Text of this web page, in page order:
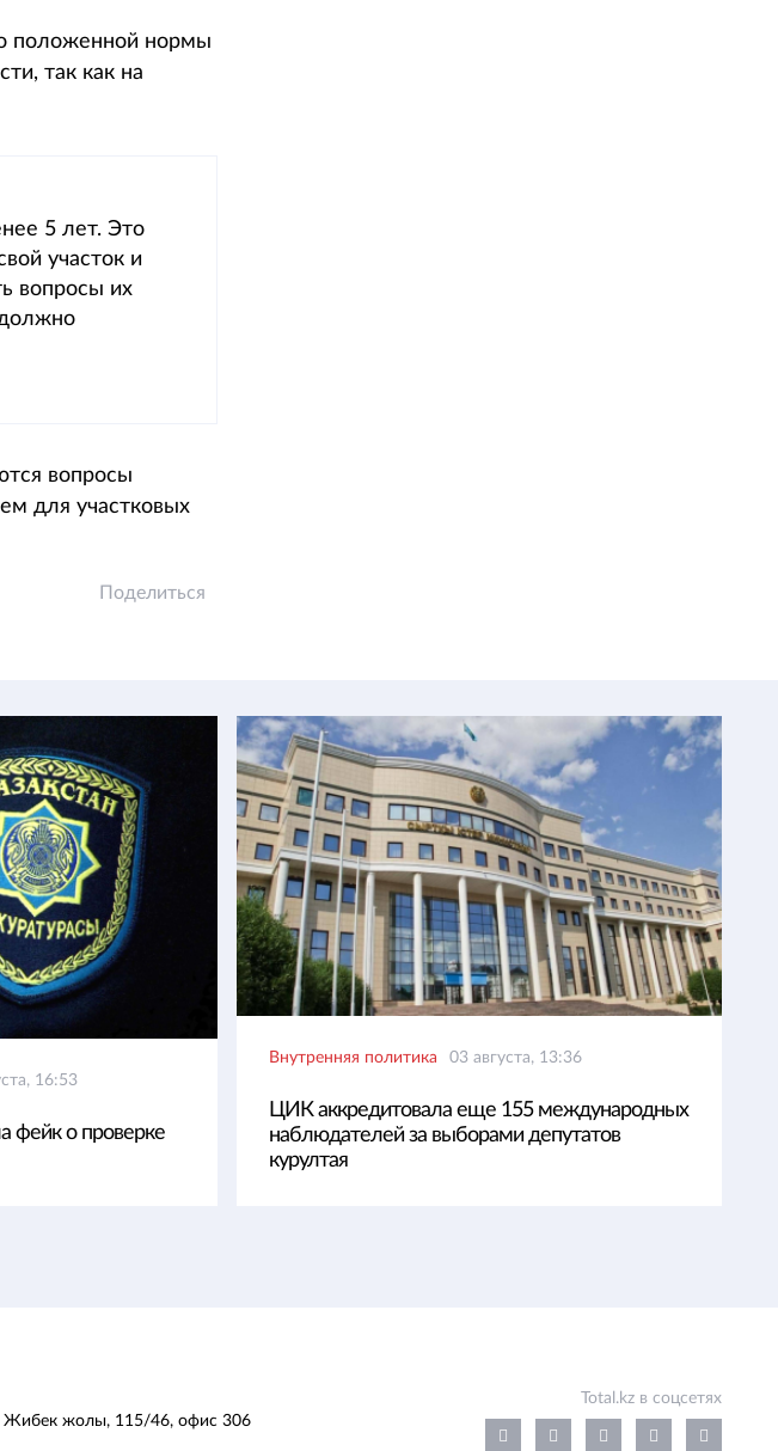
положенной нормы
так как на
5 лет. Это
участок и
вопросы их
вопросы
для участковых
Поделиться
16:53
фейк о проверке
Внутренняя политика 03 августа, 13:36
ЦИК аккредитовала еще 155 международных
наблюдателей за выборами депутатов
курултая
Жибек жолы, 115/46, офис 306
Total.kz в соцсетях